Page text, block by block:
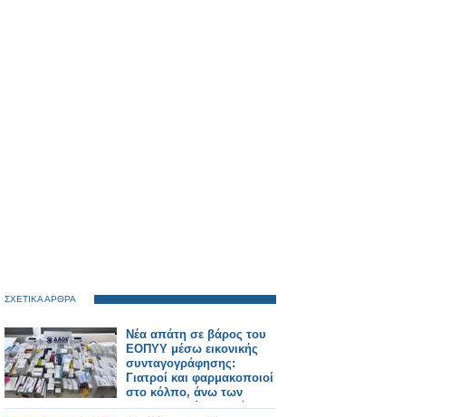
ΣΧΕΤΙΚΑ ΑΡΘΡΑ
Νέα απάτη σε βάρος του
ΕΟΠΥΥ μέσω εικονικής
συνταγογράφησης:
Γιατροί και φαρμακοποιοί
στο κόλπο, άνω των
400.000 ευρώ η ζημιά